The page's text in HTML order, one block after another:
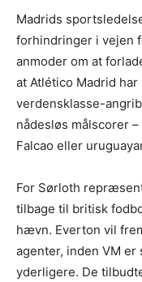
Madrids
forhindringer i vejen
anmoder om at
at Atlético Madrid
verdensklasse-
nådesløs målscorer –
Falcao eller
For Sørloth
tilbage til britisk
hævn. Everton vil
agenter, inden VM
yderligere. De